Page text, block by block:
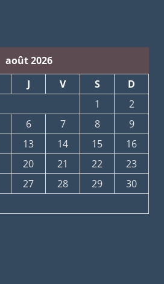
août 2026
J V S
D
1
2
6 7 8
9
13 14 15
16
20 21 22
23
27 28 29
30